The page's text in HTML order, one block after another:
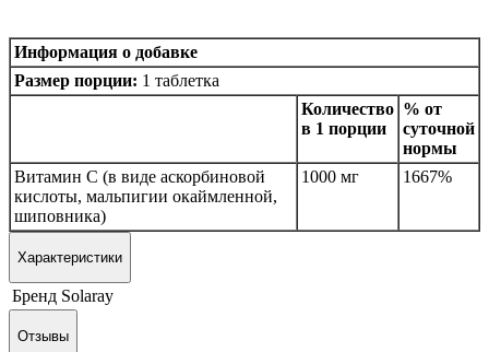
Информация о добавке
Размер порции: 1 таблетка
Количество
в 1 порции
% от
суточной
нормы
Витамин С (в виде аскорбиновой
кислоты, мальпигии окаймленной,
шиповника)
1000 мг 1667%
Характеристики
Бренд Solaray
Отзывы